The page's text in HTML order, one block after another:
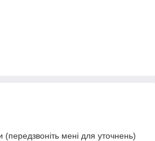
(передзвоніть мені для уточнень)